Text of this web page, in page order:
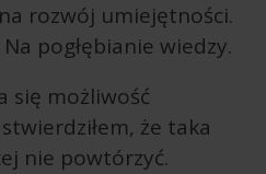
rozwój umiejętności.
pogłębianie wiedzy.
się możliwość
że taka
nie powtórzyć.